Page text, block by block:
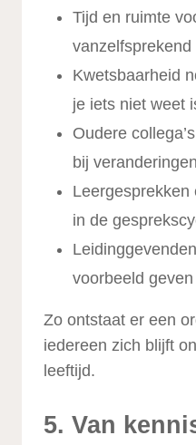
Tijd en ruimte
vanzelfsprekend
Kwetsbaarheid
je iets niet weet
Oudere
bij veranderingen
Leergesprekken
in de
voorbeeld geven
Zo ontstaat er een
iedereen zich blijft
leeftijd.
5. Van